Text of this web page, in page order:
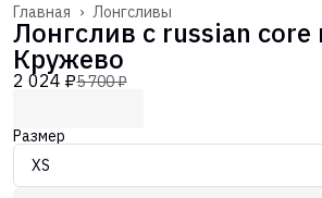
Лонгсливы
Главная ›
Лонгслив с russian core
Кружево
2 024 ₽5 700 ₽
Размер
XS